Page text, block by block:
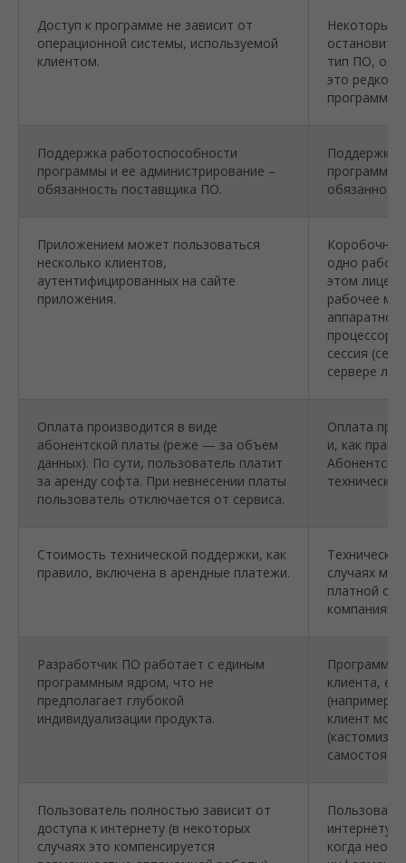
Доступ к программе не зависит от
операционной системы, используемой
клиентом.
Некоторые
тип ПО,
это
программы
Поддержка работоспособности
программы и ее администрирование –
обязанность поставщика ПО.
Поддержка
программы
Приложением может пользоваться
несколько клиентов,
аутентифицированных на сайте
приложения.
одно
этом
рабочее
аппаратной
сессия
сервере
Оплата производится в виде
абонентской платы (реже — за объем
данных). По сути, пользователь платит
за аренду софта. При невнесении платы
пользователь отключается от сервиса.
Оплата
и, как
Стоимость технической поддержки, как
правило, включена в арендные платежи.
случаях
платной
Разработчик ПО работает с единым
программным ядром, что не
предполагает глубокой
индивидуализации продукта.
Программа
клиента,
(например,
клиент
Пользователь полностью зависит от
доступа к интернету (в некоторых
случаях это компенсируется
интернету
когда